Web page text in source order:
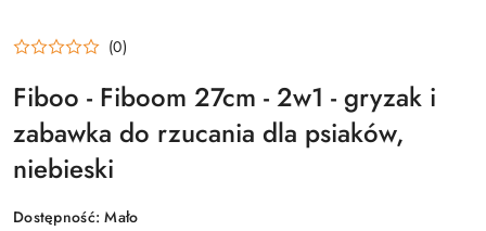
(0)
Fiboo - Fiboom 27cm - 2w1 - gryzak i
zabawka do rzucania dla psiaków,
niebieski
Dostępność:Mało